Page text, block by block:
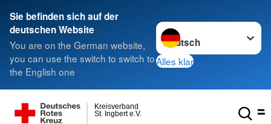
Sie befinden sich auf der
deutschen Website
You are on the German website,
you can use the switch to switch to
the English one
Sprache wechseln zu
Alles klar
St. Ingbert e.V.
Kreisverband